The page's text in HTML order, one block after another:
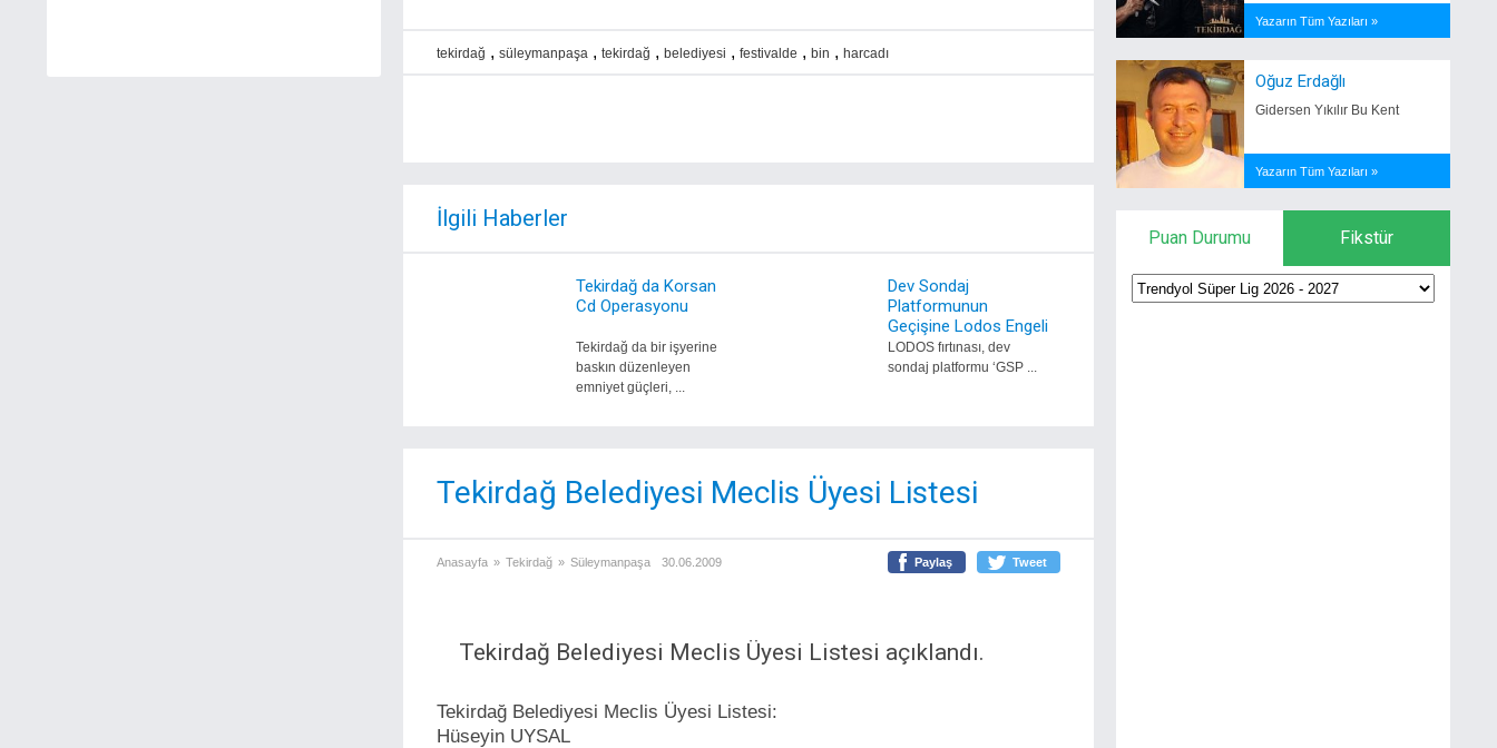
tekirdağ , süleymanpaşa , tekirdağ , belediyesi , festivalde , bin , harcadı
İlgili Haberler
Tekirdağ da Korsan
Cd Operasyonu
Tekirdağ da bir işyerine
baskın düzenleyen
emniyet güçleri, ...
Dev Sondaj
Platformunun
Geçişine Lodos Engeli
LODOS fırtınası, dev
sondaj platformu ‘GSP ...
Tekirdağ Belediyesi Meclis Üyesi Listesi
Anasayfa » Tekirdağ » Süleymanpaşa 30.06.2009 Paylaş Tweet
Tekirdağ Belediyesi Meclis Üyesi Listesi açıklandı.
Tekirdağ Belediyesi Meclis Üyesi Listesi:
Hüseyin UYSAL
Yazarın Tüm Yazıları »
Oğuz Erdağlı
Gidersen Yıkılır Bu Kent
Yazarın Tüm Yazıları »
Puan Durumu Fikstür